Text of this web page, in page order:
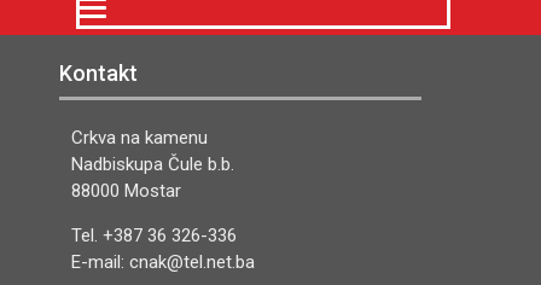
Kontakt
Crkva na kamenu
Nadbiskupa Čule b.b.
88000 Mostar
Tel. +387 36 326-336
E-mail: cnak@tel.net.ba